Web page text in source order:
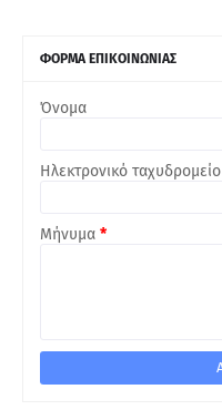
ΦΟΡΜΑ ΕΠΙΚΟΙΝΩΝΙΑΣ
Όνομα
Ηλεκτρονικό ταχυδρομείο
Μήνυμα *